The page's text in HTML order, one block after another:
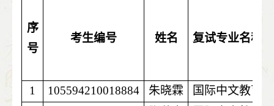
序
号
考生编号 姓名 复试专业名称
1 105594210018884 朱晓霖
国际中文教育